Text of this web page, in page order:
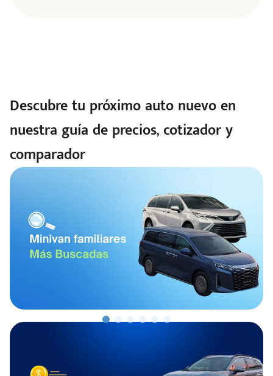
Descubre tu próximo auto nuevo en
nuestra guía de precios, cotizador y
comparador